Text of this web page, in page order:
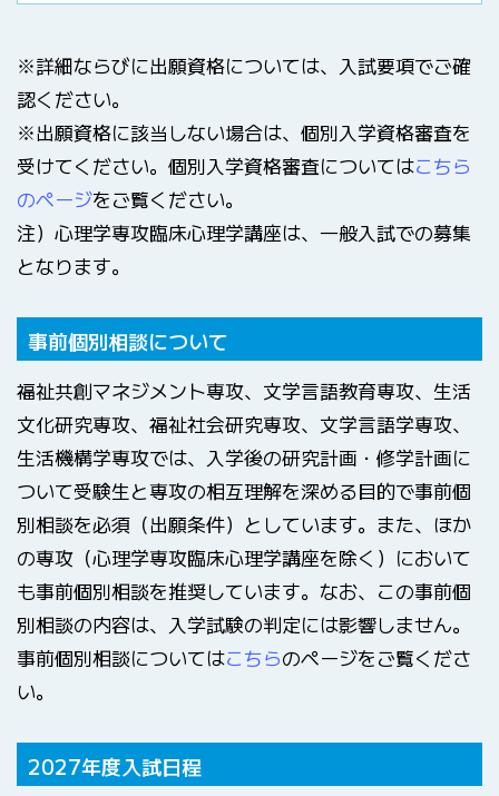
※詳細ならびに出願資格については、入試要項でご確
認ください。
※出願資格に該当しない場合は、個別入学資格審査を
受けてください。個別入学資格審査についてはこちら
のページをご覧ください。
注）心理学専攻臨床心理学講座は、一般入試での募集
となります。
事前個別相談について
福祉共創マネジメント専攻、文学言語教育専攻、生活
文化研究専攻、福祉社会研究専攻、文学言語学専攻、
生活機構学専攻では、入学後の研究計画・修学計画に
ついて受験生と専攻の相互理解を深める目的で事前個
別相談を必須（出願条件）としています。また、ほか
の専攻（心理学専攻臨床心理学講座を除く）において
も事前個別相談を推奨しています。なお、この事前個
別相談の内容は、入学試験の判定には影響しません。
事前個別相談についてはこちらのページをご覧くださ
い。
2027年度入試日程